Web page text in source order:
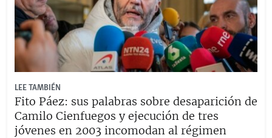
LEE TAMBIÉN
Fito Páez: sus palabras sobre desaparición de
Camilo Cienfuegos y ejecución de tres
jóvenes en 2003 incomodan al régimen